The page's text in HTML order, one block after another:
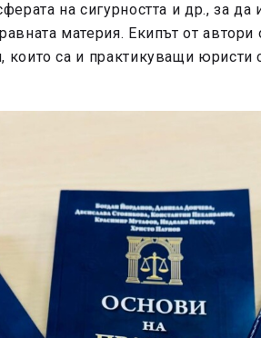
на сигурността и др., за
материя. Екипът от
които са и практикуващи юристи